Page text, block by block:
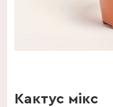
Кактус мікс